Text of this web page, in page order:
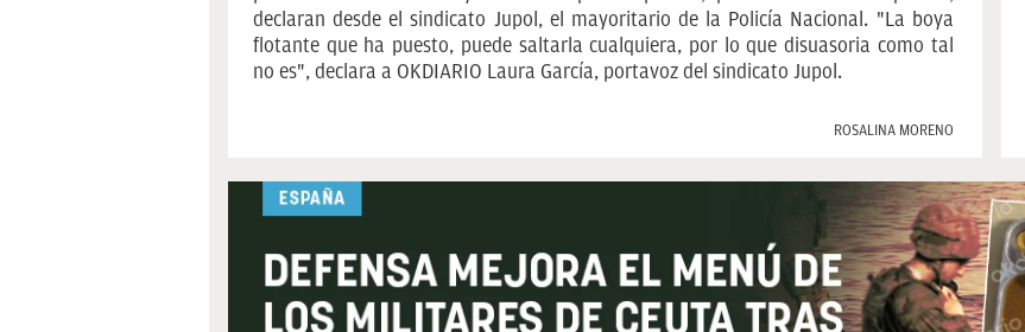
declaran desde el sindicato Jupol, el mayoritario de la Policía Nacional. "La boya
flotante que ha puesto, puede saltarla cualquiera, por lo que disuasoria como tal
no es", declara a OKDIARIO Laura García, portavoz del sindicato Jupol.
ROSALINA MORENO